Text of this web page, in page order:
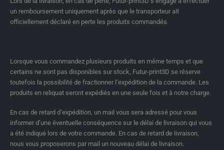
un remboursement uniquement après que le transporteur ait
officiellement déclaré en perte les produits commandés.
Lorsque vous commandez plusieurs produits en même temps et que
certains ne sont pas disponibles sur stock, Futur-print3D se réserve
toutefois la possibilité de fractionner l’expédition de la commande. Les
produits en reliquat seront expédiés en une seule fois et à notre charge.
En cas de retard d’expédition, un mail vous sera adressé pour vous
informer d’une éventuelle conséquence sur le délai de livraison qui vous
a été indiqué lors de votre commande. En cas de retard de livraison,
nous vous proposerons par mail un nouveau délai de livraison.